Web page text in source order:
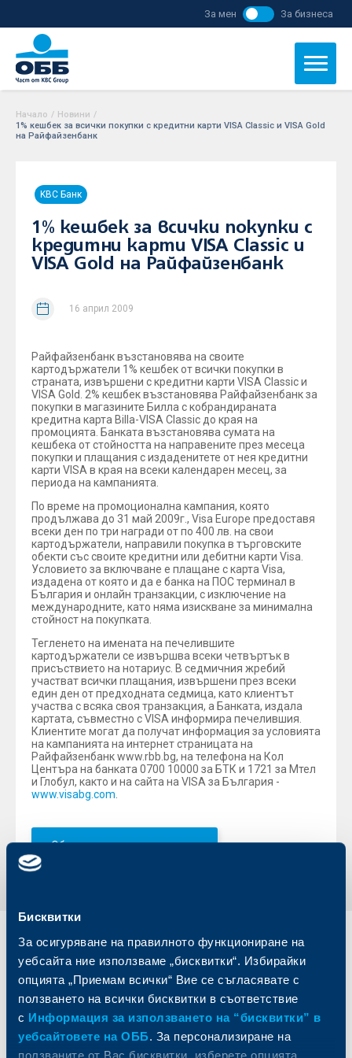
Бисквитки
За осигуряване на правилното функциониране на
уебсайта ние използваме „бисквитки“. Избирайки
опцията „Приемам всички“ Вие се съгласявате с
ползването на всички бисквитки в съответствие
с Информация за използването на “бисквитки” в
уебсайтовете на ОББ. За персонализиране на
ползваните от Вас бисквитки, изберете опцията
За мен За бизнеса
Начало / Новини /
1% кешбек за всички покупки с кредитни карти VISA Classic и VISA Gold
на Райфайзенбанк
KBC Банк
1% кешбек за всички покупки с
кредитни карти VISA Classic и
VISA Gold на Райфайзенбанк
16 април 2009
Райфайзенбанк възстановява на своите
картодържатели 1% кешбек от всички покупки в
страната, извършени с кредитни карти VISA Classic и
VISA Gold. 2% кешбек възстановява Райфайзенбанк за
покупки в магазините Билла с кобрандираната
кредитна карта Billa-VISA Classic до края на
промоцията. Банката възстановява сумата на
кешбека от стойността на направените през месеца
покупки и плащания с издаденитете от нея кредитни
карти VISA в края на всеки календарен месец, за
периода на кампанията.
По време на промоционална кампания, която
продължава до 31 май 2009г., Visa Europe предоставя
всеки ден по три награди от по 400 лв. на свои
картодържатели, направили покупка в търговските
обекти със своите кредитни или дебитни карти Visa.
Условието за включване е плащане с карта Visa,
издадена от която и да е банка на ПОС терминал в
България и онлайн транзакции, с изключение на
международните, като няма изискване за минимална
стойност на покупката.
Тегленето на имената на печелившите
картодържатели се извършва всеки четвъртък в
присъствието на нотариус. В седмичния жребий
участват всички плащания, извършени през всеки
един ден от предходната седмица, като клиентът
участва с всяка своя транзакция, а Банката, издала
картата, съвместно с VISA информира печелившия.
Клиентите могат да получат информация за условията
на кампанията на интернет страницата на
Райфайзенбанк www.rbb.bg, на телефона на Кол
Центъра на банката 0700 10000 за БТК и 1721 за Мтел
и Глобул, както и на сайта на VISA за България -
www.visabg.com
Обратно към всички новини
Индивидуални
клиенти
Карти
Сметки и плащания
Кредити
Спестявания и инвестиции
Бизнес
клиенти
Кредитиране
Управление на парични средства
Търговско финансиране
ПОС терминали